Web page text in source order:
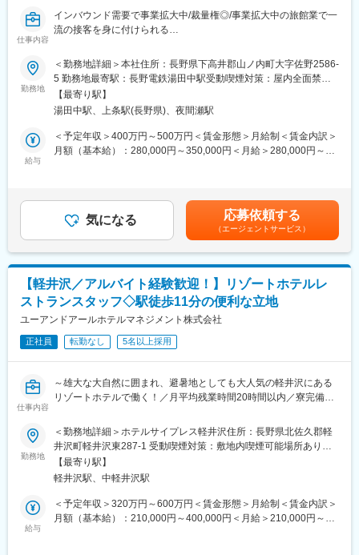
・嬉しい賄い付き
■キャリアアップ
ーとして店舗を統括する役割を担っていただけます。
※店長の場合、年収約500万円です。
■こんな方にオススメ
・お客様と関わることが好きな方
画（中経）を発表しました。中経ではコロナ禍で落ち込んだ売り
上げをコロナ前に戻すことを第一段階の目標にしています。その
目標達成の一環として優秀な人材の採用および人材育成などが急
務です。そこで2024年4月から現役職者ほか全体の給与水準を業
界最高水準に引き上げることになりました。当社では、”ヒト”への
投資を2億円近い増額をし、事業を拡大していきます。
■当社の特徴：
「仕事は楽しく！」を大事にする社風。それぞれの夢に向かっ
て、一人一人が楽しく仕事ができるよう、独自のキャリアアップ
■当社について：
東海北陸地方を中心にパチンコホール「KEIZ」を全国展開で運営
ース事業など様々な事業を展開しています。
仕事内容
インバウンド需要で事業拡大中/裁量権◎/事業拡大中の旅館業で一
流の接客を身に付けられる
■ミッション/採用背景：
業績好調・事業拡大により、現在一緒に働く仲間を募集します。
若い社員が多い中、リーダーとしてサポート/フォローしながらみ
んなを引っ張っていってくれることを期待します。
■職務内容：【変更の範囲：会社の定める業務】
当社が運営している「旅館」と「YUDANAKA BREWERY
・接客業務（レストラン、フロント）
・顧客満足向上の改善
・将来的には人材育成やマネジメント業務もお任せしたいと考え
■働く環境
目標管理制度を導入して、一人ひとりの仕事の成長と会社の成長
を結ぶ付くような取り組みをしております。
施設には珍しく年間休館日を８５日設け、全員がしっかりと休み
をとれる環境を整備していますし、年1回連続5～7日間のリフレ
ッシュ休暇を取得することも可能です。
さらに事業多角化を行うことで、宿泊業務だけではなく、様々な
仕事のスキルを身につけることが出来るのも当社の特徴だと考え
ます。
現在接客サービスのマネージャーは30代女性が1名、旅館、
BREWERYの接客メンバーは13名程在籍しております。（女性8
割、男性2割）
２０代～60代と幅広いメンバが活躍中です♪
■入社後
レストラン業務、フロント業務全般をお任せ致します。当社は部
勤務地
＜勤務地詳細＞本社住所：長野県下高井郡山ノ内町大字佐野2586-
5 勤務地最寄駅：長野電鉄湯田中駅受動喫煙対策：屋内全面禁煙
変更の範囲：本文参照
【最寄り駅】
湯田中駅、上条駅(長野県)、夜間瀬駅
給与
＜予定年収＞400万円～500万円＜賃金形態＞月給制＜賃金内訳＞
月額（基本給）：280,000円～350,000円＜月給＞280,000円～
す。月給(月額)は固定手当を含めた表記です。
気になる 応募依頼する
（エージェントサービス）
【軽井沢／アルバイト経験歓迎！】リゾートホテルレ
ストランスタッフ◇駅徒歩11分の便利な立地
ユーアンドアールホテルマネジメント株式会社
正社員 転勤なし 5名以上採用
仕事内容
～雄大な大自然に囲まれ、避暑地としても大人気の軽井沢にある
リゾートホテルで働く！／月平均残業時間20時間以内／寮完備！
■募集背景：
『ホテル サイプレス軽井沢』はJR軽井沢駅から徒歩圏内にあるリ
ゾートホテルで国内外のお客さまにご宿泊いただいています。こ
のたびは体制強化にともない、レストランスタッフを増員募集す
ることになりました。
勤務地
＜勤務地詳細＞ホテルサイプレス軽井沢住所：長野県北佐久郡軽
井沢町軽井沢東287-1 受動喫煙対策：敷地内喫煙可能場所あり変
更の範囲：会社の定める事業所
【最寄り駅】
軽井沢駅、中軽井沢駅
給与
＜予定年収＞320万円～600万円＜賃金形態＞月給制＜賃金内訳＞
月額（基本給）：210,000円～400,000円＜月給＞210,000円～